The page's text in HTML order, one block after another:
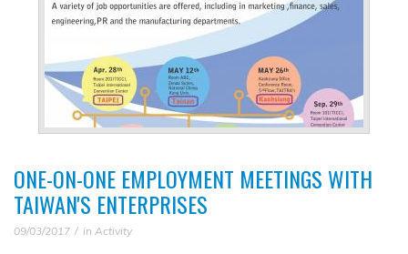
ONE-ON-ONE EMPLOYMENT MEETINGS WITH
TAIWAN'S ENTERPRISES
09/03/2017 in Activity